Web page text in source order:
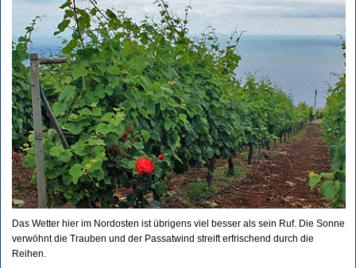
Das Wetter hier im Nordosten ist übrigens viel besser als sein Ruf. Die Sonne
verwöhnt die Trauben und der Passatwind streift erfrischend durch die
Reihen.